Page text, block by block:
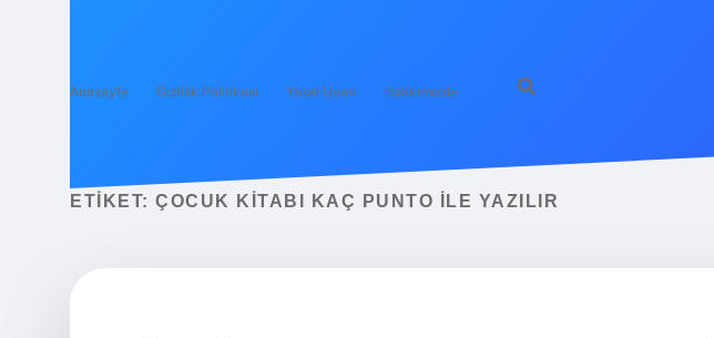
Anasayfa Gizlilik Politikası Yasal Uyarı Hakkımızda
ETIKET: ÇOCUK KITABI KAÇ PUNTO ILE YAZILIR